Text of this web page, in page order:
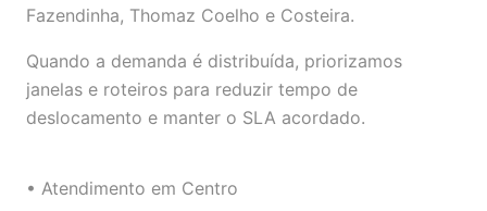
Fazendinha, Thomaz Coelho e Costeira.
Quando a demanda é distribuída, priorizamos
janelas e roteiros para reduzir tempo de
deslocamento e manter o SLA acordado.
• Atendimento em Centro